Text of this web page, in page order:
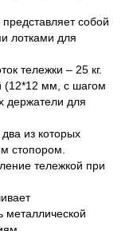
собой
лотками для
тележки – 25 кг.
(12*12 мм, с шагом
держатели для
из которых
стопором.
тележкой при
металлической